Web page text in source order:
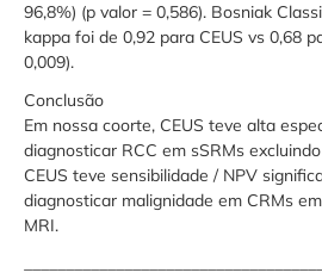
96,8%) (p valor = 0,586). Bosniak
kappa foi de 0,92 para CEUS vs 0,68
0,009).
Conclusão
Em nossa coorte, CEUS teve alta
diagnosticar RCC em sSRMs
CEUS teve sensibilidade / NPV
diagnosticar malignidade em CRMs
MRI.